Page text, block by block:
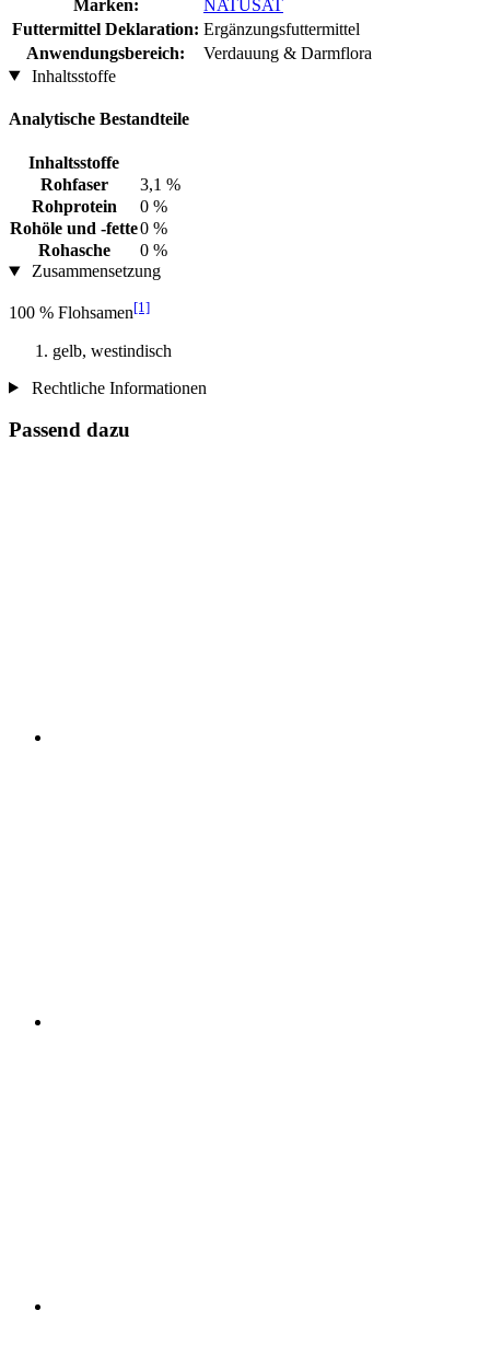
Marken:
NATUSAT
Futtermittel Deklaration: Ergänzungsfuttermittel
Anwendungsbereich:
Verdauung & Darmflora
Inhaltsstoffe
Analytische Bestandteile
Inhaltsstoffe
Rohfaser
3,1 %
Rohprotein
0 %
Rohöle und -fette0 %
Rohasche
0 %
Zusammensetzung
100 % Flohsamen[1]
gelb, westindisch
Rechtliche Informationen
Passend dazu